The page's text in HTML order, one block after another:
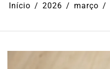
Início 2026 março